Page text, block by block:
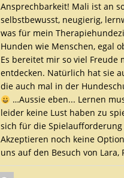
Ansprechbarkeit! Mali ist an
selbstbewusst, neugierig,
was für mein
Hunden wie Menschen, egal
Es bereitet mir so viel
entdecken. Natürlich hat sie
die auch mal in der
…Aussie eben... Lernen
leider keine Lust haben zu
sich für die
Akzeptieren noch keine
uns auf den Besuch von Lara,